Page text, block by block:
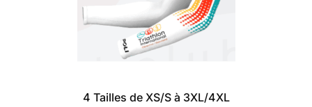
4 Tailles de XS/S à 3XL/4XL